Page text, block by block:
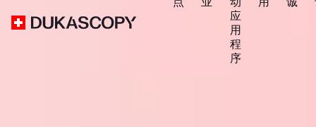
应
用
程
序